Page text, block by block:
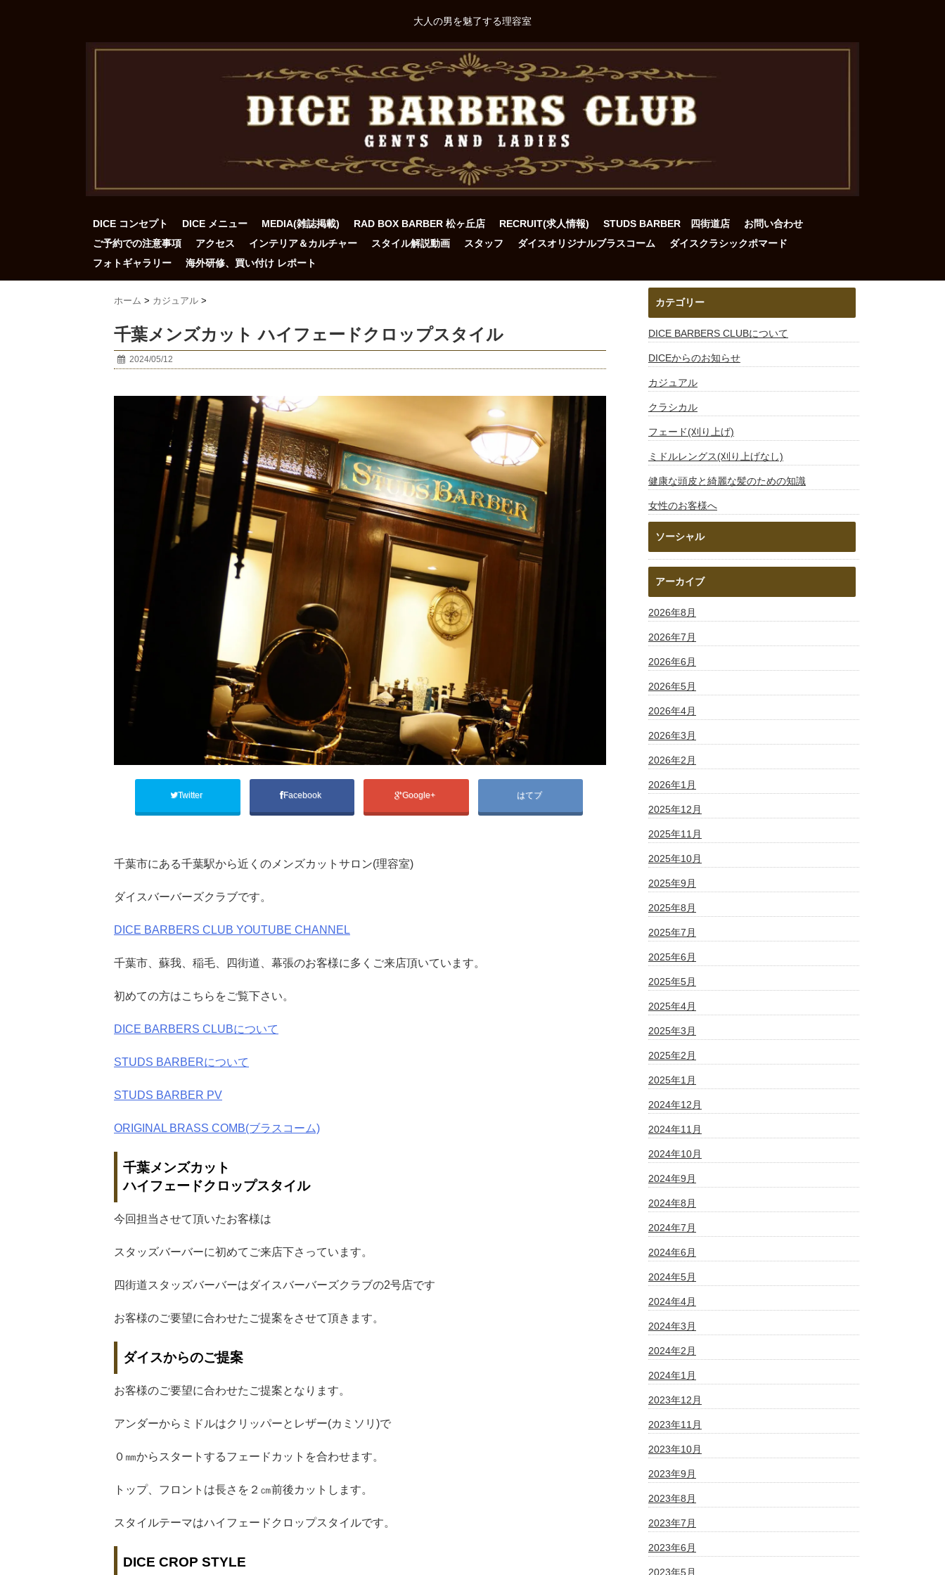
大人の男を魅了する理容室
DICE コンセプト DICE メニュー MEDIA(雑誌掲載) RAD BOX BARBER 松ヶ丘店 RECRUIT(求人情報) STUDS BARBER 四街道店
お問い合わせ
ご予約での注意事項
アクセス インテリア＆カルチャー スタイル解説動画 スタッフ ダイスオリジナルブラスコーム
ダイスクラシックポマード
フォトギャラリー
海外研修、買い付け レポート
ホーム > カジュアル >
千葉メンズカット ハイフェードクロップスタイル
2024/05/12
Twitter Facebook Google+ はてブ
千葉市にある千葉駅から近くのメンズカットサロン(理容室)
ダイスバーバーズクラブです。
DICE BARBERS CLUB YOUTUBE CHANNEL
千葉市、蘇我、稲毛、四街道、幕張のお客様に多くご来店頂いています。
初めての方はこちらをご覧下さい。
DICE BARBERS CLUBについて
STUDS BARBERについて
STUDS BARBER PV
ORIGINAL BRASS COMB(ブラスコーム)
千葉メンズカット
ハイフェードクロップスタイル
今回担当させて頂いたお客様は
スタッズバーバーに初めてご来店下さっています。
四街道スタッズバーバーはダイスバーバーズクラブの2号店です
お客様のご要望に合わせたご提案をさせて頂きます。
ダイスからのご提案
お客様のご要望に合わせたご提案となります。
アンダーからミドルはクリッパーとレザー(カミソリ)で
０㎜からスタートするフェードカットを合わせます。
トップ、フロントは長さを２㎝前後カットします。
スタイルテーマはハイフェードクロップスタイルです。
DICE CROP STYLE
カテゴリー
DICE BARBERS CLUBについて
DICEからのお知らせ
カジュアル
クラシカル
フェード(刈り上げ)
ミドルレングス(刈り上げなし)
健康な頭皮と綺麗な髪のための知識
女性のお客様へ
ソーシャル
アーカイブ
2026年8月
2026年7月
2026年6月
2026年5月
2026年4月
2026年3月
2026年2月
2026年1月
2025年12月
2025年11月
2025年10月
2025年9月
2025年8月
2025年7月
2025年6月
2025年5月
2025年4月
2025年3月
2025年2月
2025年1月
2024年12月
2024年11月
2024年10月
2024年9月
2024年8月
2024年7月
2024年6月
2024年5月
2024年4月
2024年3月
2024年2月
2024年1月
2023年12月
2023年11月
2023年10月
2023年9月
2023年8月
2023年7月
2023年6月
2023年5月